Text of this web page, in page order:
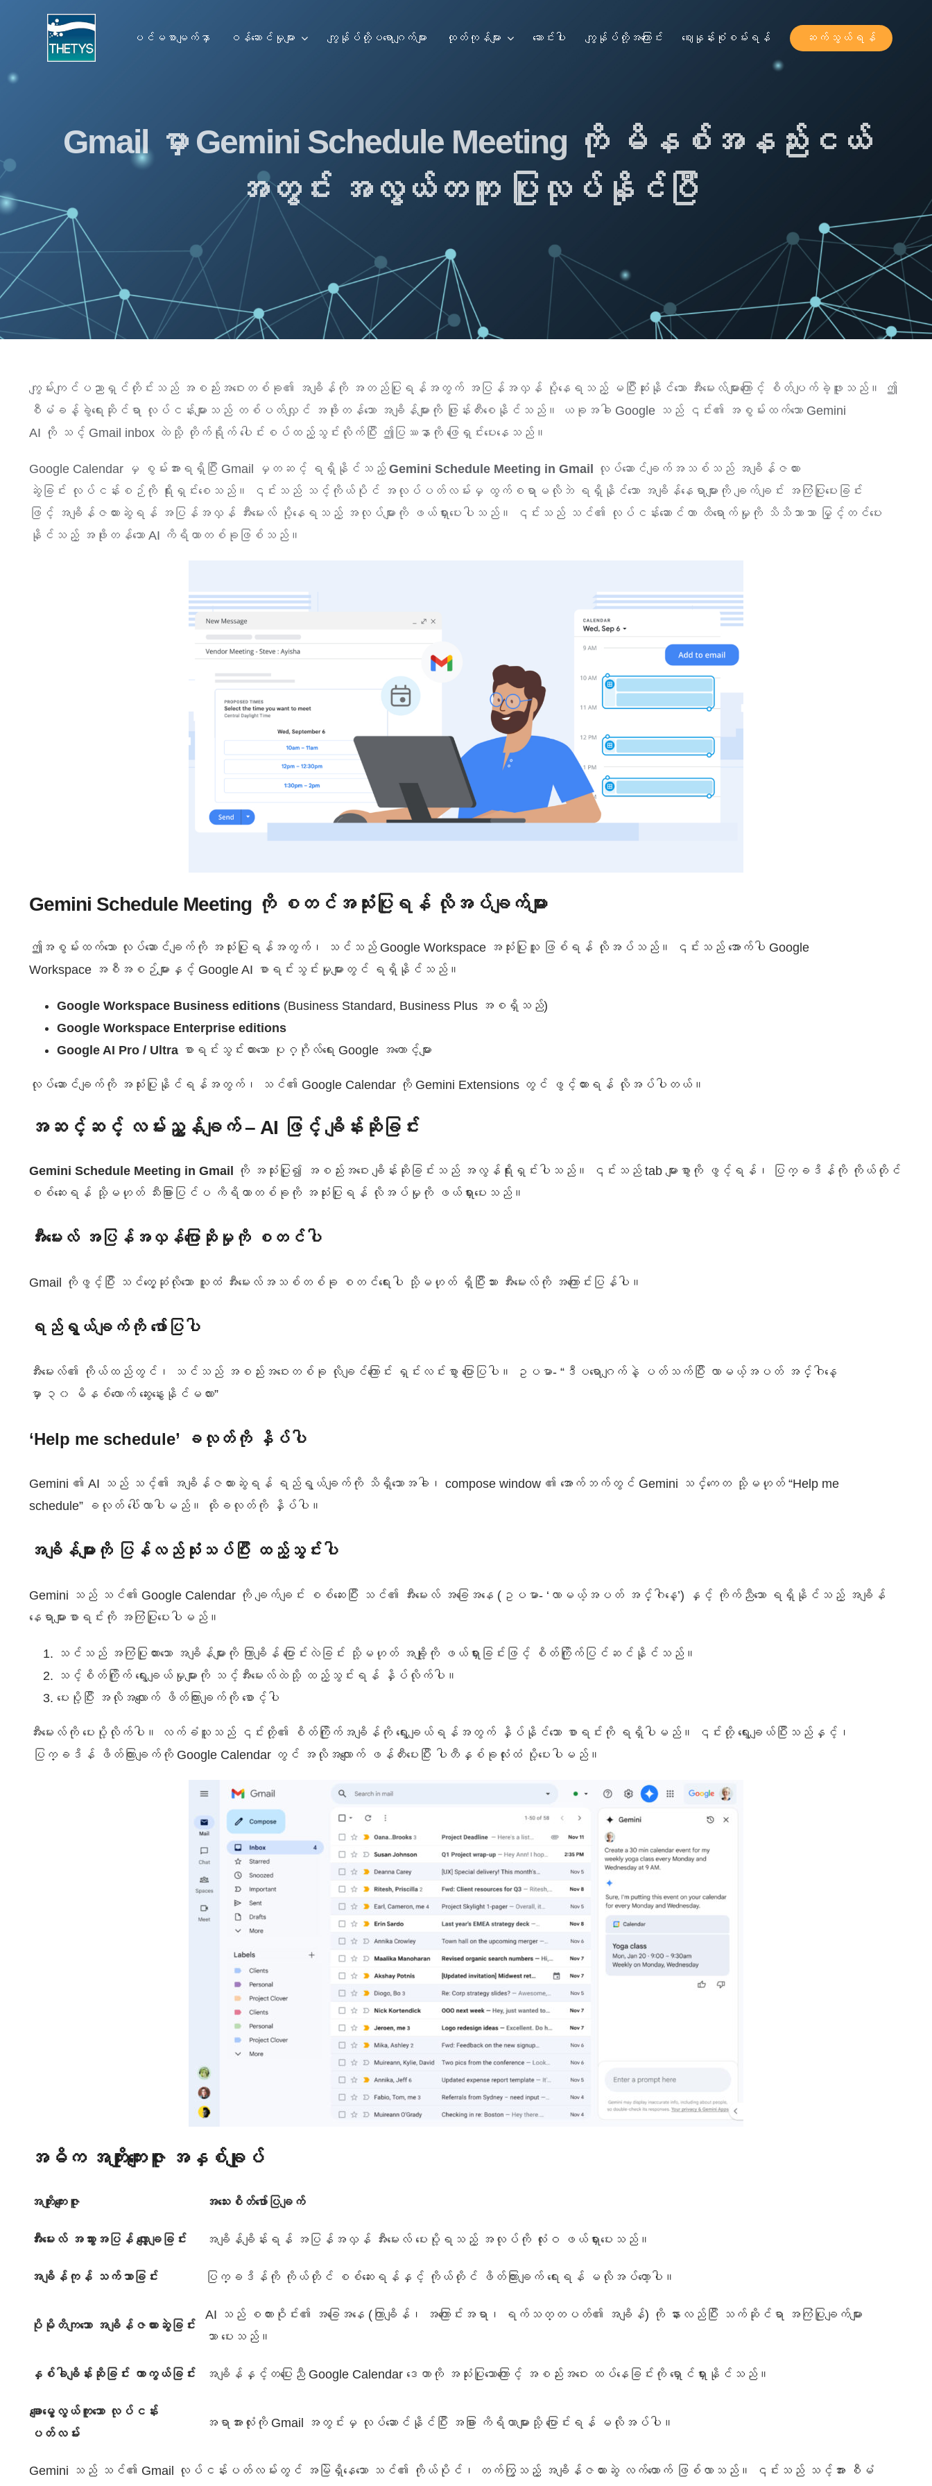
ပင်မစာမျက်နှာ ဝန်ဆောင်မှုများ ကျွန်ုပ်တို့ပရောဂျက်များ ထုတ်ကုန်များ ဆောင်းပါး ကျွန်ုပ်တို့အကြောင်း ဈေးနှုန်းစုံစမ်းရန် ဆက်သွယ်ရန်
Gmail မှာ Gemini Schedule Meeting ကို မိနစ်အနည်းငယ်
အတွင်း အလွယ်တကူ ပြုလုပ်နိုင်ပြီ
ကျွမ်းကျင်ပညာရှင်တိုင်းသည် အစည်းအဝေးတစ်ခု၏ အချိန်ကို အတည်ပြုရန်အတွက် အပြန်အလှန် ပို့နေရသည့် မပြီးဆုံးနိုင်သော အီးမေးလ်များကြောင့် စိတ်ပျက်ခဲ့ဖူးသည်။ ဤ
စီမံခန့်ခွဲရေးဆိုင်ရာ လုပ်ငန်းများသည် တစ်ပတ်လျှင် အဖိုးတန်သော အချိန်များကို ဖြုန်းတီးစေနိုင်သည်။ ယခုအခါ Google သည် ၎င်း၏ အစွမ်းထက်သော Gemini
AI ကို သင့် Gmail inbox ထဲသို့ တိုက်ရိုက် ပေါင်းစပ်ထည့်သွင်းလိုက်ပြီး ဤပြဿနာကို ဖြေရှင်းပေးနေသည်။
Google Calendar မှ စွမ်းအားရရှိပြီး Gmail မှတဆင့် ရရှိနိုင်သည့် Gemini Schedule Meeting in Gmail
လုပ်ဆောင်ချက်အသစ်သည် အချိန်ဇယား
ဆွဲခြင်း လုပ်ငန်းစဉ်ကို ရိုးရှင်းစေသည်။ ၎င်းသည် သင့်ကိုယ်ပိုင် အလုပ်ပတ်လမ်းမှ ထွက်စရာမလိုဘဲ ရရှိနိုင်သော အချိန်နေရာများကို ချက်ချင်း အကြံပြုပေးခြင်း
ဖြင့် အချိန်ဇယားဆွဲရန် အပြန်အလှန် အီးမေးလ် ပို့နေရသည့် အလုပ်များကို ဖယ်ရှားပေးပါသည်။ ၎င်းသည် သင်၏ လုပ်ငန်းဆောင်တာ ထိရောက်မှုကို သိသိသာသာ မြှင့်တင်ပေး
နိုင်သည့် အဖိုးတန်သော AI ကိရိယာတစ်ခုဖြစ်သည်။
Gemini Schedule Meeting ကို စတင်အသုံးပြုရန် လိုအပ်ချက်များ
ဤအစွမ်းထက်သော လုပ်ဆောင်ချက်ကို အသုံးပြုရန်အတွက်၊ သင်သည် Google Workspace အသုံးပြုသူ ဖြစ်ရန် လိုအပ်သည်။ ၎င်းသည် အောက်ပါ Google
Workspace အစီအစဉ်များနှင့် Google AI စာရင်းသွင်းမှုများတွင် ရရှိနိုင်သည်။
Google Workspace Business editions(Business Standard, Business Plus အစရှိသည်)
Google Workspace Enterprise editions
Google AI Pro / Ultraစာရင်းသွင်းထားသော ပုဂ္ဂိုလ်ရေး Google အကောင့်များ
လုပ်ဆောင်ချက်ကို အသုံးပြုနိုင်ရန်အတွက်၊ သင်၏ Google Calendar ကို Gemini Extensions တွင် ဖွင့်ထားရန် လိုအပ်ပါတယ်။
အဆင့်ဆင့် လမ်းညွှန်ချက် – AI ဖြင့် ချိန်းဆိုခြင်း
Gemini Schedule Meeting in Gmail
ကို အသုံးပြု၍ အစည်းအဝေး ချိန်းဆိုခြင်းသည် အလွန်ရိုးရှင်းပါသည်။ ၎င်းသည် tab များစွာကို ဖွင့်ရန်၊ ပြက္ခဒိန်ကို ကိုယ်တိုင်
စစ်ဆေးရန် သို့မဟုတ် သီးခြားပြင်ပ ကိရိယာတစ်ခုကို အသုံးပြုရန် လိုအပ်မှုကို ဖယ်ရှားပေးသည်။
အီးမေးလ် အပြန်အလှန်ပြောဆိုမှုကို စတင်ပါ
Gmail ကိုဖွင့်ပြီး သင်တွေ့ဆုံလိုသော သူထံ အီးမေးလ်အသစ်တစ်ခု စတင်ရေးပါ သို့မဟုတ် ရှိပြီးသား အီးမေးလ်ကို အကြောင်းပြန်ပါ။
ရည်ရွယ်ချက်ကို ဖော်ပြပါ
အီးမေးလ်၏ ကိုယ်ထည်တွင်၊ သင်သည် အစည်းအဝေးတစ်ခု လိုချင်ကြောင်း ရှင်းလင်းစွာ ပြောပြပါ။ ဥပမာ- “ဒီပရောဂျက်နဲ့ ပတ်သက်ပြီး လာမယ့်အပတ် အင်္ဂါနေ့
မှာ ၃၀ မိနစ်လောက် ဆွေးနွေးနိုင်မလား”
‘Help me schedule’ ခလုတ်ကို နှိပ်ပါ
Gemini ၏ AI သည် သင့်၏ အချိန်ဇယားဆွဲရန် ရည်ရွယ်ချက်ကို သိရှိသောအခါ၊ compose window ၏ အောက်ဘက်တွင် Gemini သင်္ကေတ သို့မဟုတ် “Help me
schedule” ခလုတ် ပေါ်လာပါမည်။ ထိုခလုတ်ကို နှိပ်ပါ။
အချိန်များကို ပြန်လည်သုံးသပ်ပြီး ထည့်သွင်းပါ
Gemini သည် သင်၏ Google Calendar ကို ချက်ချင်း စစ်ဆေးပြီး သင်၏ အီးမေးလ် အခြေအနေ (ဥပမာ- ‘လာမယ့်အပတ် အင်္ဂါနေ့’) နှင့် ကိုက်ညီသော ရရှိနိုင်သည့် အချိန်
နေရာများစာရင်းကို အကြံပြုပေးပါမည်။
သင်သည် အကြံပြုထားသော အချိန်များကို ကြာချိန် ပြောင်းလဲခြင်း သို့မဟုတ် အချို့ကို ဖယ်ရှားခြင်းဖြင့် စိတ်ကြိုက်ပြင်ဆင်နိုင်သည်။
သင့်စိတ်ကြိုက် ရွေးချယ်မှုများကို သင့်အီးမေးလ်ထဲသို့ ထည့်သွင်းရန် နှိပ်လိုက်ပါ။
ပေးပို့ပြီး အလိုအလျောက် ဖိတ်ကြားချက်ကို စောင့်ပါ
အီးမေးလ်ကို ပေးပို့လိုက်ပါ။ လက်ခံသူသည် ၎င်းတို့၏ စိတ်ကြိုက်အချိန်ကို ရွေးချယ်ရန်အတွက် နှိပ်နိုင်သော စာရင်းကို ရရှိပါမည်။ ၎င်းတို့ ရွေးချယ်ပြီးသည်နှင့်၊
ပြက္ခဒိန် ဖိတ်ကြားချက်ကို Google Calendar တွင် အလိုအလျောက် ဖန်တီးပေးပြီး ပါတီနှစ်ခုလုံးထံ ပို့ပေးပါမည်။
အဓိက အကျိုးကျေးဇူး အနှစ်ချုပ်
အကျိုးကျေးဇူး အသေးစိတ်ဖော်ပြချက်
အီးမေးလ် အသွားအပြန် လျှော့ချခြင်း အချိန်ချိန်းရန် အပြန်အလှန် အီးမေးလ် ပေးပို့ရသည့် အလုပ်ကို လုံးဝ ဖယ်ရှားပေးသည်။
အချိန်ကုန် သက်သာခြင်း ပြက္ခဒိန်ကို ကိုယ်တိုင် စစ်ဆေးရန်နှင့် ကိုယ်တိုင် ဖိတ်ကြားချက် ရေးရန် မလိုအပ်တော့ပါ။
ပိုမိုတိကျသော အချိန်ဇယားဆွဲခြင်း
AI သည် စကားဝိုင်း၏ အခြေအနေ (ကြာချိန်၊ အကြောင်းအရာ၊ ရက်သတ္တပတ်၏ အချိန်) ကို နားလည်ပြီး သက်ဆိုင်ရာ အကြံပြုချက်များ
သာ ပေးသည်။
နှစ်ခါချိန်းဆိုခြင်း ကာကွယ်ခြင်း အချိန်နှင့်တပြေးညီ Google Calendar ဒေတာကို အသုံးပြုသောကြောင့် အစည်းအဝေး ထပ်နေခြင်းကို ရှောင်ရှားနိုင်သည်။
ချောမွေ့လွယ်ကူသော လုပ်ငန်း
ပတ်လမ်း
အရာအားလုံးကို Gmail အတွင်းမှ လုပ်ဆောင်နိုင်ပြီး အခြား ကိရိယာများသို့ ပြောင်းရန် မလိုအပ်ပါ။
Gemini သည် သင်၏ Gmail လုပ်ငန်းပတ်လမ်းတွင် အမြဲရှိနေသော သင်၏ ကိုယ်ပိုင်၊ တက်ကြွသည့် အချိန်ဇယားဆွဲ လက်ထောက် ဖြစ်လာသည်။ ၎င်းသည် သင့်အား စီမံ